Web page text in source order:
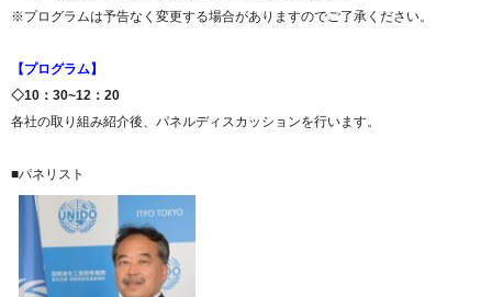
※プログラムは予告なく変更する場合がありますのでご了承ください。
【プログラム】
◇10：30~12：20
各社の取り組み紹介後、パネルディスカッションを行います。
■パネリスト